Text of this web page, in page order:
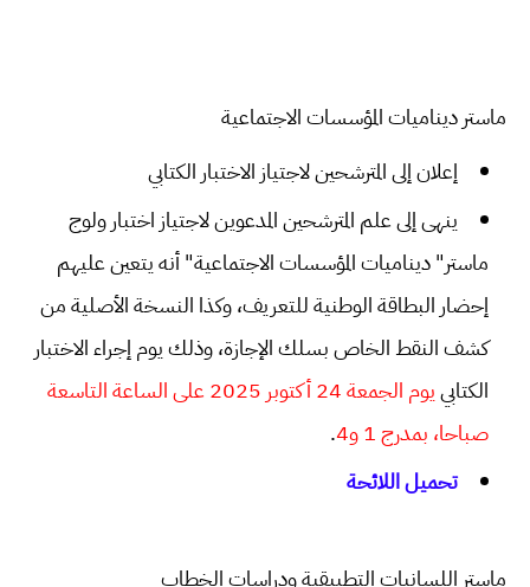
ماستر ديناميات المؤسسات الاجتماعية
إعلان إلى المترشحين لاجتياز الاختبار الكتابي
ينهى إلى علم المترشحين المدعوين لاجتياز اختبار ولوج
ماستر" ديناميات المؤسسات الاجتماعية" أنه يتعين عليهم
إحضار البطاقة الوطنية للتعريف، وكذا النسخة الأصلية من
كشف النقط الخاص بسلك الإجازة، وذلك يوم إجراء الاختبار
الكتابي
يوم الجمعة 24 أكتوبر 2025 على الساعة التاسعة
صباحا، بمدرج 1 و4
.
تحميل اللائحة
ماستر اللسانيات التطبيقية ودراسات الخطاب